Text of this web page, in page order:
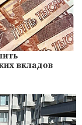
вкладов